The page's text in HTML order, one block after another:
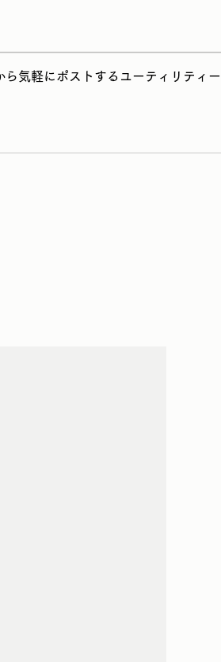
ら気軽にポストするユーティリティ